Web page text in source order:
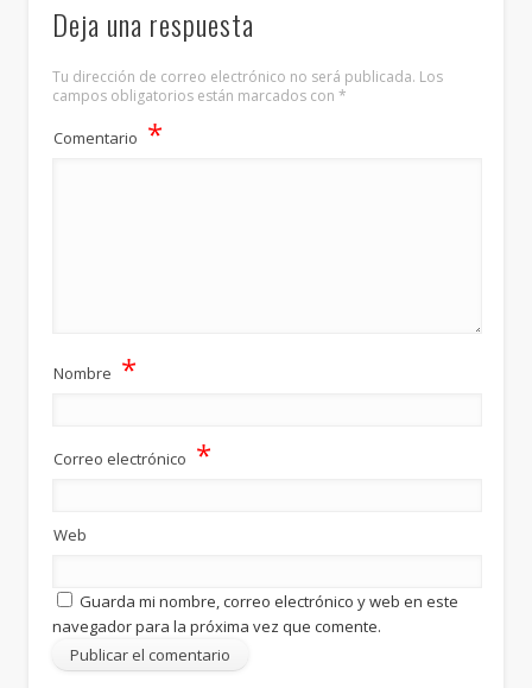
Deja una respuesta
Tu dirección de correo electrónico no será publicada. Los
campos obligatorios están marcados con*
Comentario *
Nombre *
Correo electrónico *
Web
Guarda mi nombre, correo electrónico y web en este
navegador para la próxima vez que comente.